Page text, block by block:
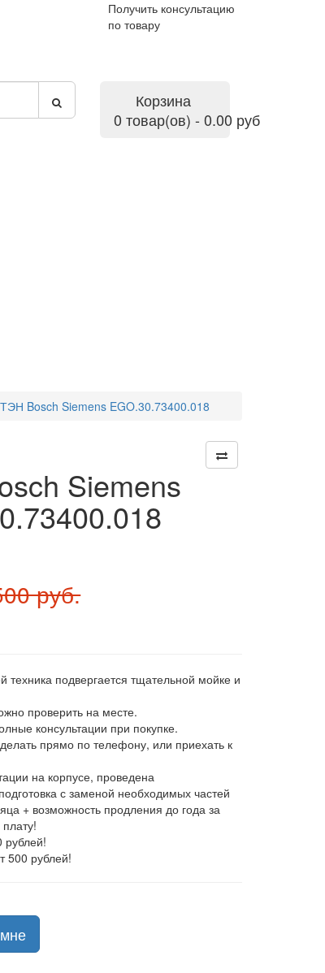
Получить консультацию
по товару
Корзина
0 товар(ов) - 0.00 руб
ТЭН Bosch Siemens EGO.30.73400.018
Siemens
руб.
техника подвергается тщательной мойке и
проверить на месте.
консультации при покупке.
прямо по телефону, или приехать к
на корпусе, проведена
с заменой необходимых частей
+ возможность продления до года за
рублей!
500 рублей!